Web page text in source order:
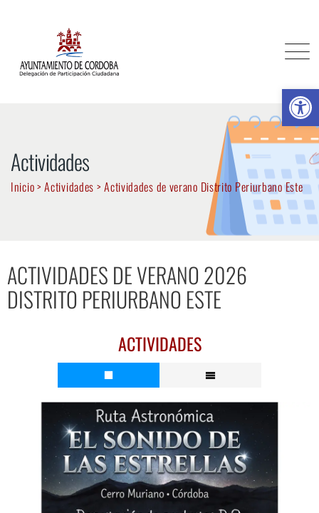
Actividades
Inicio>Actividades >Actividades de verano Distrito Periurbano Este
ACTIVIDADES DE VERANO 2026
DISTRITO PERIURBANO ESTE
ACTIVIDADES